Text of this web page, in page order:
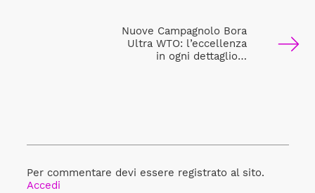
Nuove Campagnolo Bora
Ultra WTO: l’eccellenza
in ogni dettaglio…
Per commentare devi essere registrato al sito.
Accedi